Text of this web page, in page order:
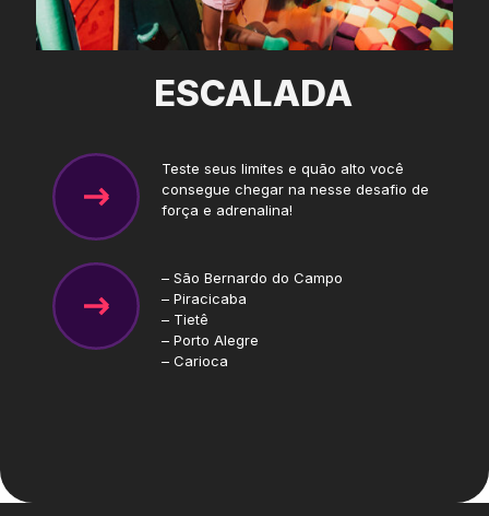
ESCALADA
Teste seus limites e quão alto você
consegue chegar na nesse desafio de
força e adrenalina!
– São Bernardo do Campo
– Piracicaba
– Tietê
– Porto Alegre
– Carioca